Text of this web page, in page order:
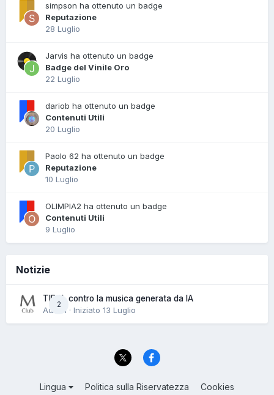
simpson ha ottenuto un badge
Reputazione
28 Luglio
Jarvis ha ottenuto un badge
Badge del Vinile Oro
22 Luglio
dariob ha ottenuto un badge
Contenuti Utili
20 Luglio
Paolo 62 ha ottenuto un badge
Reputazione
10 Luglio
OLIMPIA2 ha ottenuto un badge
Contenuti Utili
9 Luglio
Notizie
2
TIDAL contro la musica generata da IA
Admin · Iniziato 13 Luglio
Lingua Politica sulla Riservatezza Cookies